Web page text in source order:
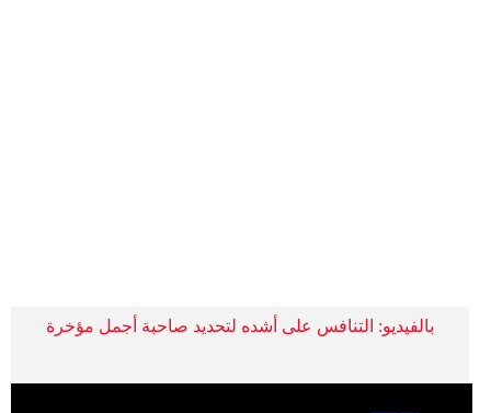
بالفيديو: التنافس على أشده لتحديد صاحبة أجمل مؤخرة